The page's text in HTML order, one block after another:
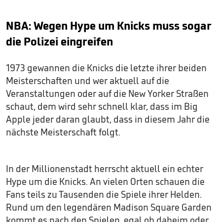
NBA: Wegen Hype um Knicks muss sogar
die Polizei eingreifen
1973 gewannen die Knicks die letzte ihrer beiden
Meisterschaften und wer aktuell auf die
Veranstaltungen oder auf die New Yorker Straßen
schaut, dem wird sehr schnell klar, dass im Big
Apple jeder daran glaubt, dass in diesem Jahr die
nächste Meisterschaft folgt.
In der Millionenstadt herrscht aktuell ein echter
Hype um die Knicks. An vielen Orten schauen die
Fans teils zu Tausenden die Spiele ihrer Helden.
Rund um den legendären Madison Square Garden